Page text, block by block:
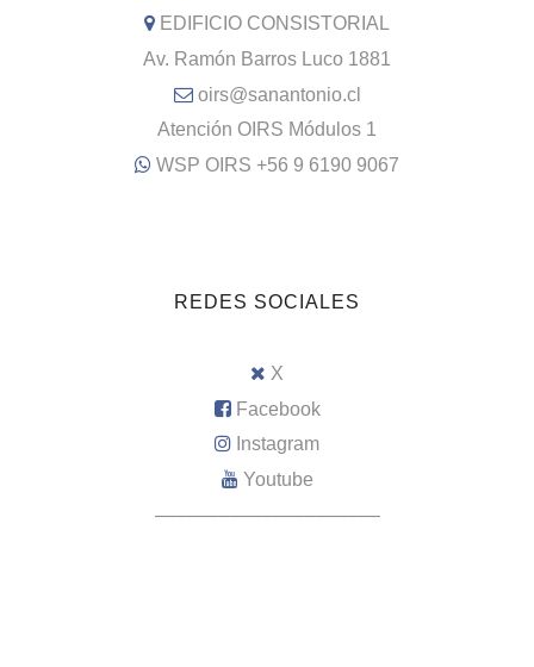
EDIFICIO CONSISTORIAL
Av. Ramón Barros Luco 1881
oirs@sanantonio.cl
Atención OIRS Módulos 1
WSP OIRS +56 9 6190 9067
REDES SOCIALES
X
Facebook
Instagram
Youtube
–––––––––––––––––––––